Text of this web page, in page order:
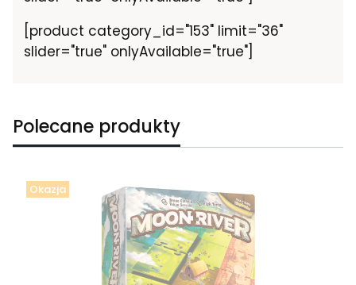
[product category_id="153" limit="36"
slider="true" onlyAvailable="true"]
Polecane produkty
Okazja